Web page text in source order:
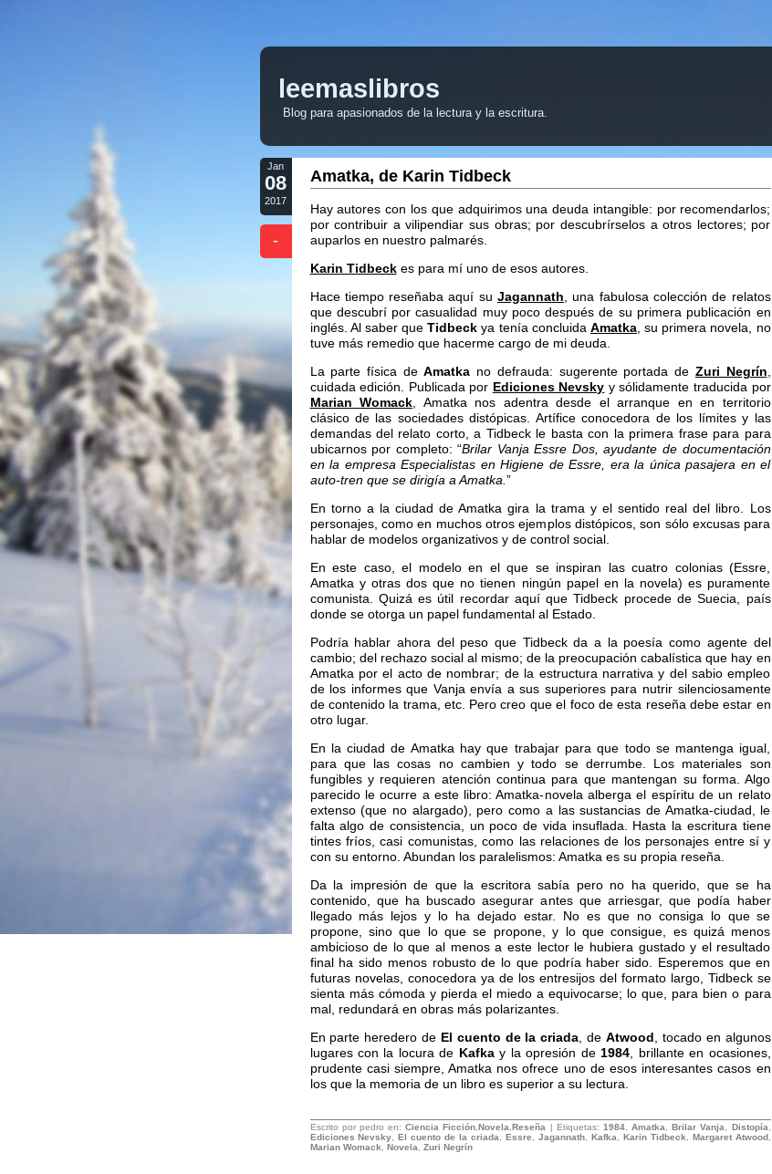
leemaslibros
Blog para apasionados de la lectura y la escritura.
Jan
08
2017
-
Amatka, de Karin Tidbeck
Hay autores con los que adquirimos una deuda intangible: por recomendarlos;
por contribuir a vilipendiar sus obras; por descubrírselos a otros lectores; por
auparlos en nuestro palmarés.
Karin Tidbeck es para mí uno de esos autores.
Hace tiempo reseñaba aquí su Jagannath , una fabulosa colección de relatos
que descubrí por casualidad muy poco después de su primera publicación en
inglés. Al saber queTidbeck ya tenía concluida Amatka, su primera novela, no
tuve más remedio que hacerme cargo de mi deuda.
La parte física deAmatka no defrauda: sugerente portada de Zuri Negrín
cuidada edición. Publicada por Ediciones Nevsky y sólidamente traducida por
Marian Womack , Amatka nos adentra desde el arranque en en territorio
clásico de las sociedades distópicas. Artífice conocedora de los límites y las
demandas del relato corto, a Tidbeck le basta con la primera frase para para
ubicarnos por completo: “Brilar Vanja Essre Dos, ayudante de documentación
en la empresa Especialistas en Higiene de Essre, era la única pasajera en el
auto-tren que se dirigía a Amatka. ”
En torno a la ciudad de Amatka gira la trama y el sentido real del libro. Los
personajes, como en muchos otros ejemplos distópicos, son sólo excusas para
hablar de modelos organizativos y de control social.
En este caso, el modelo en el que se inspiran las cuatro colonias (Essre,
Amatka y otras dos que no tienen ningún papel en la novela) es puramente
comunista. Quizá es útil recordar aquí que Tidbeck procede de Suecia, país
donde se otorga un papel fundamental al Estado.
Podría hablar ahora del peso que Tidbeck da a la poesía como agente del
cambio; del rechazo social al mismo; de la preocupación cabalística que hay en
Amatka por el acto de nombrar; de la estructura narrativa y del sabio empleo
de los informes que Vanja envía a sus superiores para nutrir silenciosamente
de contenido la trama, etc. Pero creo que el foco de esta reseña debe estar en
otro lugar.
En la ciudad de Amatka hay que trabajar para que todo se mantenga igual,
para que las cosas no cambien y todo se derrumbe. Los materiales son
fungibles y requieren atención continua para que mantengan su forma. Algo
parecido le ocurre a este libro: Amatka-novela alberga el espíritu de un relato
extenso (que no alargado), pero como a las sustancias de Amatka-ciudad, le
falta algo de consistencia, un poco de vida insuflada. Hasta la escritura tiene
tintes fríos, casi comunistas, como las relaciones de los personajes entre sí y
con su entorno. Abundan los paralelismos: Amatka es su propia reseña.
Da la impresión de que la escritora sabía pero no ha querido, que se ha
contenido, que ha buscado asegurar antes que arriesgar, que podía haber
llegado más lejos y lo ha dejado estar. No es que no consiga lo que se
propone, sino que lo que se propone, y lo que consigue, es quizá menos
ambicioso de lo que al menos a este lector le hubiera gustado y el resultado
final ha sido menos robusto de lo que podría haber sido. Esperemos que en
futuras novelas, conocedora ya de los entresijos del formato largo, Tidbeck se
sienta más cómoda y pierda el miedo a equivocarse; lo que, para bien o para
mal, redundará en obras más polarizantes.
En parte heredero de El cuento de la criada , de Atwood , tocado en algunos
lugares con la locura de Kafkay la opresión de 1984 , brillante en ocasiones,
prudente casi siempre, Amatka nos ofrece uno de esos interesantes casos en
los que la memoria de un libro es superior a su lectura.
Escrito por pedro en:Ciencia Ficción ,Novela ,Reseña | Etiquetas: 1984,Amatka ,Brilar Vanja Distopía
Ediciones Nevsky ,El cuento de la criada ,Essre Jagannath, Kafka Karin Tidbeck Margaret Atwood,
Marian Womack
Novela Zuri Negrín